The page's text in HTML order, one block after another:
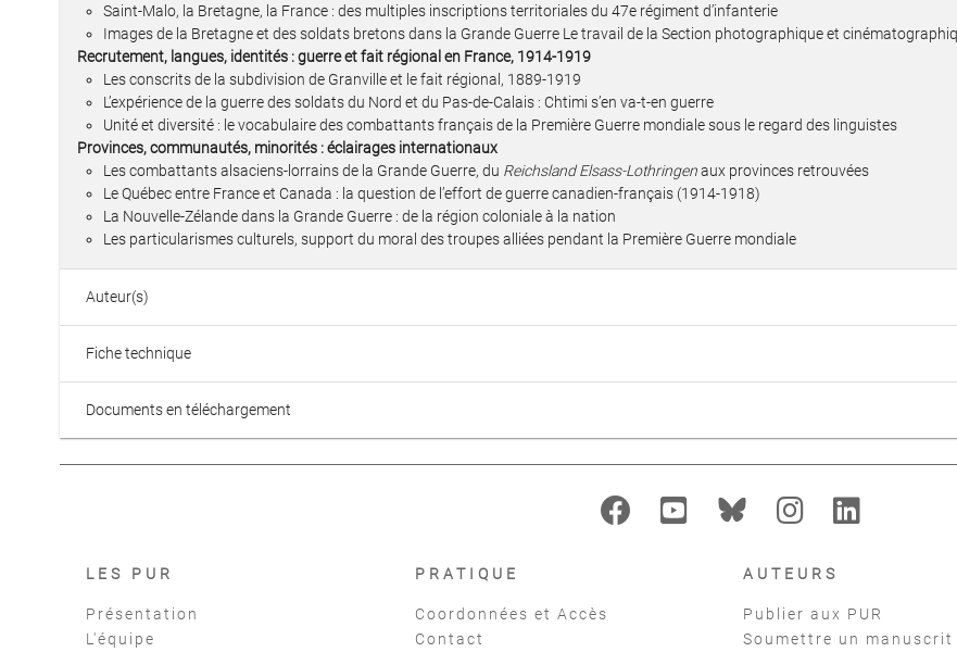
Saint-Malo, la Bretagne, la France : des multiples inscriptions territoriales du 47e régiment d’infanterie
Images de la Bretagne et des soldats bretons dans la Grande Guerre Le travail de la Section photographique et
Recrutement, langues, identités : guerre et fait régional en France, 1914-1919
Les conscrits de la subdivision de Granville et le fait régional, 1889-1919
L’expérience de la guerre des soldats du Nord et du Pas-de-Calais : Chtimi s’en va-t-en guerre
Unité et diversité : le vocabulaire des combattants français de la Première Guerre mondiale sous le regard des linguistes
Provinces, communautés, minorités : éclairages internationaux
Les combattants alsaciens-lorrains de la Grande Guerre, du Reichsland Elsass-Lothringenaux provinces retrouvées
Le Québec entre France et Canada : la question de l’effort de guerre canadien-français (1914-1918)
La Nouvelle-Zélande dans la Grande Guerre : de la région coloniale à la nation
Les particularismes culturels, support du moral des troupes alliées pendant la Première Guerre mondiale
Auteur(s)
Fiche technique
Documents en téléchargement
LES PUR
Présentation
L'équipe
PRATIQUE
Coordonnées et Accès
Contact
AUTEURS
Publier aux PUR
Soumettre un manuscrit